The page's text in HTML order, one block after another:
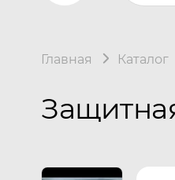
Главная Каталог